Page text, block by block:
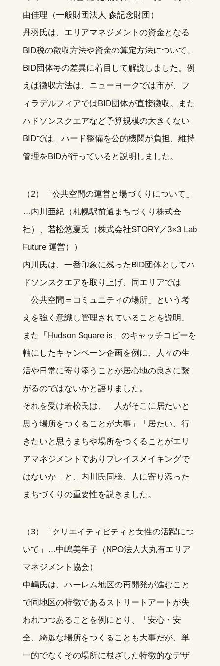
由佳理（一般財団法人 森記念財団）
丹羽氏は、エリアマネジメントの資金となる
BID税の徴収方法や資金の算定方法について、
BID団体毎の差異に着目して解説しました。例
えば徴収方法は、ニューヨークでは市が、フ
ィラデルフィアではBID団体が直接徴収。また
ハドソンスクエアなど予算規模の大きくない
BIDでは、ハード整備を公的機関が負担、維持
管理をBIDが行っていると説明しました。
（2）「公共空間の運営と場づくりについて」
…内川亜紀（札幌駅前通まちづくり株式会
社）、若松悠夏氏（株式会社STORY／3×3 Lab
Future 運営））
内川氏は、一番印象に残ったBID団体としてハ
ドソンスクエアを取り上げ、同エリアでは
「公共空間＝コミュニティの場所」という考
えを強く意識し管理されていることを説明。
また「Hudson Square is」のキャッチコピーを
軸にしたキャンペーン企画を例に、人々の生
活や日常に寄り添うことが居心地の良さに繋
がるのではないかと語りました。
それを受け若松氏は、「人がそこに居たいと
思う場所をつくることが大事」「居たい、行
きたいと思うまちや場所をつくることがエリ
アマネジメントでありプレイスメイキングで
はないか」と、内川氏同様、人に寄り添った
まちづくりの重要性を説きました。
（3）「クリエイティビティと女性の活躍につ
いて」…中嶋美年子（NPO法人大丸有エリア
マネジメント協会）
中嶋氏は、ハーレム地区の再開発が進むこと
で同地区の特徴であるストリートアートが失
われつつあることを例にとり、「安心・安
全、綺麗な場所をつくることも大事だが、単
一的でなくその場所に根ざした特徴的なデザ